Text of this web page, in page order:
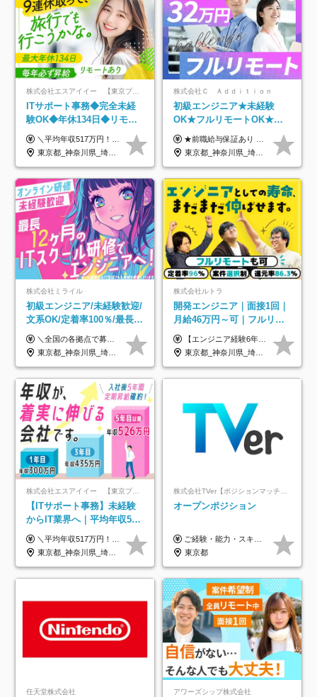
株式会社エスアイイー 【東京プロマーケット上場】
ITサポート事務◆完全未経
験OK◆年休134日◆リモー
トOK◆残業月7h以下◆賞与
年3回◆5年目まで必ず昇給
＼平均年収517万円！入社5年目まで毎年必ず昇給／ ■賞与年3回 ■年収800万円以上も可 ■入社3年以上の平均年収469.2万円 月給23万2000円以上＋賞与年3回＋各種手当 ☆入社5年目まで最大1万5000円の定期昇給を確約 ┃各種手当充実 ・規定の資格を取得すれば、2000円～5万円を毎月支給（2万4000円～60万円／年） ・研修中に取得した取得率95％の資格でも研修後の給料UP ※月給は年齢・経験・能力を考慮して、優遇いたします ※上記月給金額は固定残業代（20時間/3万1300円円以上）を含み、超過分は別途支給いたします ※試用期間（6ヶ月）は月給に変動はありますが、その他待遇に差異はありません ├入社後1ヶ月～3ヶ月間は、月給20万1900円となります └上記金額は固定残業代（10時間／1万6000円）を含み、超過分は別途支給いたします
東京都_神奈川県_埼玉県_千葉県_大阪府_愛知県_北海道_青森県_岩手県_宮城県_秋田県_山形県_福島県_茨城県_栃木県_群馬県_新潟県_山梨県_長野県_富山県_石川県_福井県_静岡県_岐阜県_三重県_兵庫県_京都府_滋賀県_奈良県_和歌山県_広島県_岡山県_鳥取県_島根県_山口県_徳島県_香川県_愛媛県_高知県_福岡県_熊本県_佐賀県_長崎県_大分県_宮崎県_鹿児島県_沖縄県
株式会社Ｃ Ａｄｄｉｔｉｏｎ
初級エンジニア★未経験
OK★フルリモートOK★月
給32万円～★残業月10h＆
年休120日以上★副業可
★前職給与保証あり ★月給32万円以上＋インセンティブあり 月給32万円以上＋インセンティブ＋各種手当 ※上記には固定残業代（月30時間・44,400円～）を含みます ※超過分は別途支給します ※試用期間はございません ★＼成果＝あなたの収入／★ 【1】案件単価ー8万円＝あなたの給与 参画したプロジェクトの案件単価から 一律8万円引いた金額があなたの給与です！ （月給例） ■1人称での構築・小規模な詳細設計 案件単価55万円ー8万円＝月給47万円（還元率85.5%） ■大型案件の設計・構築やプロジェクト管理 案件単価90万円ー8万円＝月給82万円（還元率91.1%） ‥‥‥‥‥‥‥‥‥‥‥‥‥‥‥‥‥‥ 【2】月給の他にも豊富なインセンティブあり 全員が月3～13万円のインセンティブをゲットしています！ ≪インセンティブ制度≫ 稼働している現場で増員・交代が発生し、 当社の人員を配属が決定した際に支給。 ◇C Addition正社員が参画 ：実粗利の10%／毎月 ◇協力会社所属の社員が参画：実粗利の30%／毎月 ≪リファラル制度≫ あなたの知り合いが当社のメンバーになった際に、 毎月1人あたり2万円支給します◎ ‥‥‥‥‥‥‥‥‥‥‥‥‥‥‥‥‥‥
東京都_神奈川県_埼玉県_千葉県_大阪府_愛知県_北海道_青森県_岩手県_宮城県_秋田県_山形県_福島県_茨城県_栃木県_群馬県_新潟県_山梨県_長野県_富山県_石川県_福井県_静岡県_岐阜県_三重県_兵庫県_京都府_滋賀県_奈良県_和歌山県_広島県_岡山県_鳥取県_島根県_山口県_徳島県_香川県_愛媛県_高知県_福岡県_熊本県_佐賀県_長崎県_大分県_宮崎県_鹿児島県_沖縄県
株式会社ミライル
初級エンジニア/未経験歓迎/
文系OK/定着率100％/最長1
年の自社ITスクール研修あ
り/年休130日
＼全国の各拠点で募集中！／ 給与は以下の通り、勤務地により異なります。 札幌：月給23万円～27万円 仙台：月給22万円～26万円 新潟：月給22万円～26万円 東京：月給26万円～30万円 大阪：月給24万円～29万円 福岡：月給23.5万円～27万円 沖縄：月給21万円～26万円 ◎給与は知識や経験を考慮して決定します。 ◎残業は別途全額支給します。 ◎試用期間12カ月あり（給与は以下の通りです。その他条件に変更はありません） （試用期間の給与） 札幌：月給18.6万円～ 仙台：月給19万円～ 新潟：月給18万円～ 東京：月給22万円～ 大阪：月給20.8万円～ 福岡：月給19万円～ 沖縄：月給18万円～
東京都_神奈川県_埼玉県_千葉県_大阪府_愛知県_北海道_青森県_岩手県_宮城県_秋田県_山形県_福島県_茨城県_栃木県_群馬県_新潟県_山梨県_長野県_富山県_石川県_福井県_静岡県_岐阜県_三重県_兵庫県_京都府_滋賀県_奈良県_和歌山県_広島県_岡山県_鳥取県_島根県_山口県_徳島県_香川県_愛媛県_高知県_福岡県_熊本県_佐賀県_長崎県_大分県_宮崎県_鹿児島県_沖縄県
株式会社ルトラ
開発エンジニア｜面接1回｜
月給46万円～可｜フルリモ
ートも可｜案件選択制｜定
着率96％以上｜副業OK｜住
宅手当
【エンジニア経験6年以上の方】 月給46万円～100万円（固定残業代含む） ※上記月給には月30時間分の固定残業代（月8万7,400円～月19万円）を含む。超過分は全額支給。 【エンジニア経験4年以上の方】 月給42万円～100万円（固定残業代含む） ※上記月給には月30時間分の固定残業代（月7万9,800円～月19万円）を含む。超過分は全額支給。 【エンジニア経験4年未満の方】 月給38万円～100万円（固定残業代含む） ※上記月給には月30時間分の固定残業代（月7万2,200円～月19万円）を含む。超過分は全額支給。 ※経験、スキル、前職給与などを踏まえて決定。 ◆ルトラの給与制度のポイント！◆ ・社員の95%が入社時に年収UP！最高で300万円UPの実績も ・平均還元率86.3%（交通費・住宅手当・会社負担分の社保も含む） ・人柄やポテンシャルを評価し、スキル以上の希望年収を提示することも ・退職金制度やリファラル手当（平均50万円）あり
東京都_神奈川県_埼玉県_千葉県_大阪府_愛知県_北海道_青森県_岩手県_宮城県_秋田県_山形県_福島県_茨城県_栃木県_群馬県_新潟県_山梨県_長野県_富山県_石川県_福井県_静岡県_岐阜県_三重県_兵庫県_京都府_滋賀県_奈良県_和歌山県_広島県_岡山県_鳥取県_島根県_山口県_徳島県_香川県_愛媛県_高知県_福岡県_熊本県_佐賀県_長崎県_大分県_宮崎県_鹿児島県_沖縄県
株式会社エスアイイー 【東京プロマーケット上場】
【ITサポート事務】未経験
からIT業界へ｜平均年収517
万円｜ホワイト企業認定｜
年休134日｜リモートOK
＼平均年収517万円！入社5年目まで毎年必ず昇給／ ■賞与年3回 ■年収800万円以上も可 ■入社3年以上の平均年収469.2万円 月給23万2000円以上＋賞与年3回＋各種手当 ☆入社5年目まで最大1万5000円の定期昇給を確約 ┃各種手当充実 ・規定の資格を取得すれば、2000円～5万円を毎月支給（2万4000円～60万円／年） ・研修中に取得した取得率95％の資格でも研修後の給料UP ※月給は年齢・経験・能力を考慮して、優遇いたします ※上記月給金額は固定残業代（20時間/3万1300円円以上）を含み、超過分は別途支給いたします ※試用期間（6ヶ月）は月給に変動はありますが、その他待遇に差異はありません ├入社後1ヶ月～3ヶ月間は、月給20万1900円となります └上記金額は固定残業代（10時間／1万6000円）を含み、超過分は別途支給いたします
東京都_神奈川県_埼玉県_千葉県_大阪府_愛知県_北海道_青森県_岩手県_宮城県_秋田県_山形県_福島県_茨城県_栃木県_群馬県_新潟県_山梨県_長野県_富山県_石川県_福井県_静岡県_岐阜県_三重県_兵庫県_京都府_滋賀県_奈良県_和歌山県_広島県_岡山県_鳥取県_島根県_山口県_徳島県_香川県_愛媛県_高知県_福岡県_熊本県_佐賀県_長崎県_大分県_宮崎県_鹿児島県_沖縄県
株式会社TVer【ポジションマッチ登録】
オープンポジション
ご経験・能力・スキル等により、当社基準にて優遇・相談のうえ決定いたします。
東京都
任天堂株式会社 アワーズシップ株式会社